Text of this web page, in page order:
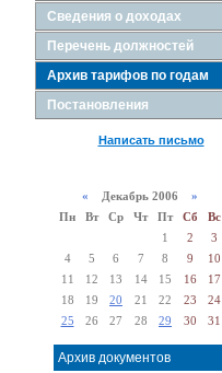
Сведения о доходах
Перечень должностей
Архив тарифов по годам
Постановления
Написать письмо
« Декабрь 2006 »
Пн
Вт Ср Чт Пт Сб
Вс
1
2
3
4
5 6 7 8 9
10
11
12 13 14 15 16
17
18
19 20 21 22 23
24
25
26 27 28 29 30 31
Архив документов